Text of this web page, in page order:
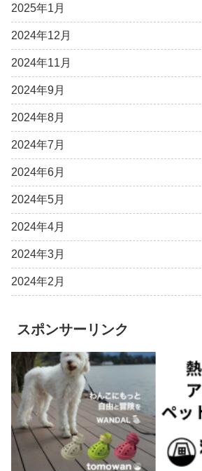
2025年1月
2024年12月
2024年11月
2024年9月
2024年8月
2024年7月
2024年6月
2024年5月
2024年4月
2024年3月
2024年2月
スポンサーリンク